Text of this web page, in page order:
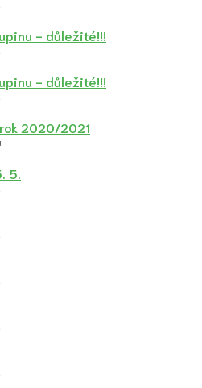
- důležité!!!
- důležité!!!
2020/2021
5.